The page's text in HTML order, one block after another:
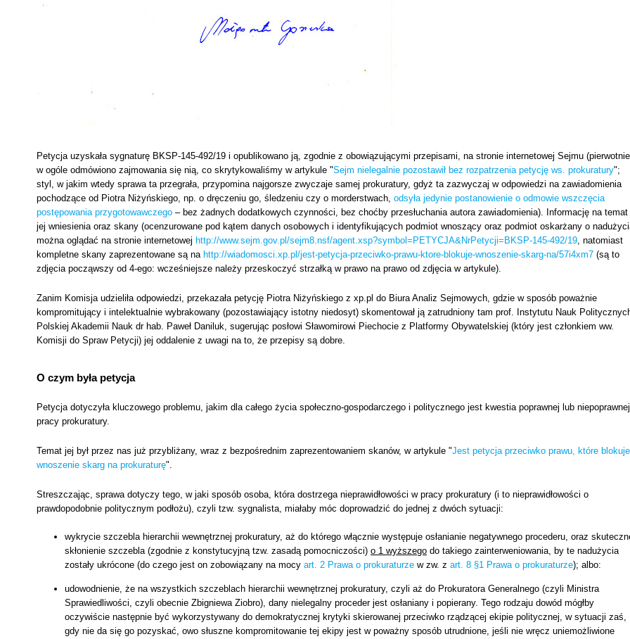
Petycja uzyskała sygnaturę BKSP-145-492/19 i opublikowano ją, zgodnie z obowiązującymi przepisami, na stronie internetowej Sejmu (pierwotnie
w ogóle odmówiono zajmowania się nią, co skrytykowaliśmy w artykule "Sejm nielegalnie pozostawił bez rozpatrzenia petycję ws. prokuratury";
styl, w jakim wtedy sprawa ta przegrała, przypomina najgorsze zwyczaje samej prokuratury, gdyż ta zazwyczaj w odpowiedzi na zawiadomienia
pochodzące od Piotra Niżyńskiego, np. o dręczeniu go, śledzeniu czy o morderstwach, odsyła jedynie postanowienie o odmowie wszczęcia
postępowania przygotowawczego – bez żadnych dodatkowych czynności, bez choćby przesłuchania autora zawiadomienia). Informację na temat
jej wniesienia oraz skany (ocenzurowane pod kątem danych osobowych i identyfikujących podmiot wnoszący oraz podmiot oskarżany o
można oglądać na stronie internetowej http://www.sejm.gov.pl/sejm8.nsf/agent.xsp?symbol=PETYCJA&NrPetycji=BKSP-145-492/19, natomiast
kompletne skany zaprezentowane są na http://wiadomosci.xp.pl/jest-petycja-przeciwko-prawu-ktore-blokuje-wnoszenie-skarg-na/57i4xm7 (są to
zdjęcia począwszy od 4-ego: wcześniejsze należy przeskoczyć strzałką w prawo na prawo od zdjęcia w artykule).
Zanim Komisja udzieliła odpowiedzi, przekazała petycję Piotra Niżyńskiego z xp.pl do Biura Analiz Sejmowych, gdzie w sposób poważnie
kompromitujący i intelektualnie wybrakowany (pozostawiający istotny niedosyt) skomentował ją zatrudniony tam prof. Instytutu Nauk
Polskiej Akademii Nauk dr hab. Paweł Daniluk, sugerując posłowi Sławomirowi Piechocie z Platformy Obywatelskiej (który jest członkiem ww.
Komisji do Spraw Petycji) jej oddalenie z uwagi na to, że przepisy są dobre.
O czym była petycja
Petycja dotyczyła kluczowego problemu, jakim dla całego życia społeczno-gospodarczego i politycznego jest kwestia poprawnej lub niepoprawnej
pracy prokuratury.
Temat jej był przez nas już przybliżany, wraz z bezpośrednim zaprezentowaniem skanów, w artykule "Jest petycja przeciwko prawu, które blokuje
wnoszenie skarg na prokuraturę".
Streszczając, sprawa dotyczy tego, w jaki sposób osoba, która dostrzega nieprawidłowości w pracy prokuratury (i to nieprawidłowości o
prawdopodobnie politycznym podłożu), czyli tzw. sygnalista, miałaby móc doprowadzić do jednej z dwóch sytuacji:
wykrycie szczebla hierarchii wewnętrznej prokuratury, aż do którego włącznie występuje osłanianie negatywnego procederu, oraz
skłonienie szczebla (zgodnie z konstytucyjną tzw. zasadą pomocniczości) o 1 wyższego do takiego zainterweniowania, by te nadużycia
zostały ukrócone (do czego jest on zobowiązany na mocy art. 2 Prawa o prokuraturze w zw. z art. 8 §1 Prawa o prokuraturze); albo:
udowodnienie, że na wszystkich szczeblach hierarchii wewnętrznej prokuratury, czyli aż do Prokuratora Generalnego (czyli Ministra
Sprawiedliwości, czyli obecnie Zbigniewa Ziobro), dany nielegalny proceder jest osłaniany i popierany. Tego rodzaju dowód mógłby
oczywiście następnie być wykorzystywany do demokratycznej krytyki skierowanej przeciwko rządzącej ekipie politycznej, w sytuacji zaś,
gdy nie da się go pozyskać, owo słuszne kompromitowanie tej ekipy jest w poważny sposób utrudnione, jeśli nie wręcz uniemożliwione